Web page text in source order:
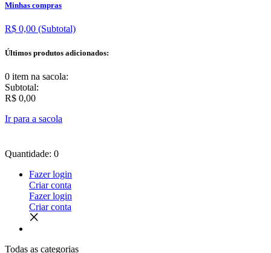
Minhas compras
R$ 0,00 (Subtotal)
Últimos produtos adicionados:
0 item na sacola:
Subtotal:
R$ 0,00
Ir para a sacola
Quantidade: 0
Fazer login
Criar conta
Fazer login
Criar conta
Todas as categorias